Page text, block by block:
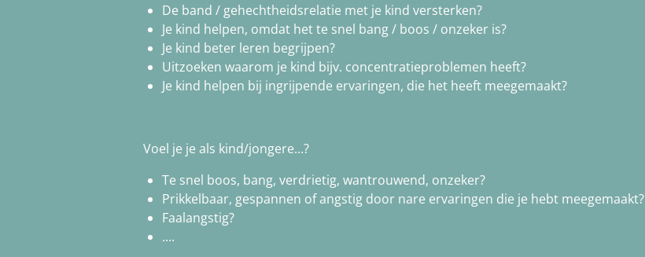
De band / gehechtheidsrelatie met je kind versterken?
Je kind helpen, omdat het te snel bang / boos / onzeker is?
Je kind beter leren begrijpen?
Uitzoeken waarom je kind bijv. concentratieproblemen heeft?
Je kind helpen bij ingrijpende ervaringen, die het heeft meegemaakt?
Voel je je als kind/jongere...?
Te snel boos, bang, verdrietig, wantrouwend, onzeker?
Prikkelbaar, gespannen of angstig door nare ervaringen die je hebt meegemaakt?
Faalangstig?
....